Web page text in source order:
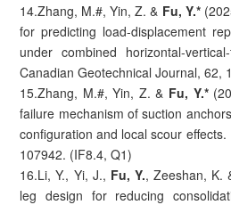
14.Zhang, M.#, Yin, Z. & Fu, Y.*
for predicting load-displacement
under combined horizontal-
Canadian Geotechnical Journal, 62,
15.Zhang, M.#, Yin, Z. & Fu, Y.*
failure mechanism of suction
configuration and local scour
107942. (IF8.4, Q1)
16.Li, Y., Yi, J., Fu, Y., Zeeshan, K.
leg design for reducing